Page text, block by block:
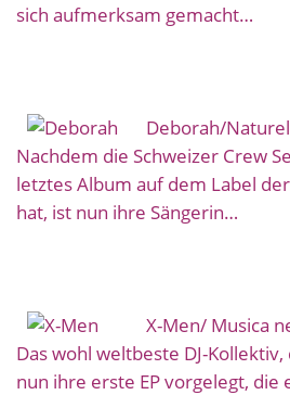
sich aufmerksam gemacht…
Deborah/
Nachdem die Schweizer Crew
letztes Album auf dem Label
hat, ist nun ihre Sängerin…
X-Men/ Musica
Das wohl weltbeste DJ-
nun ihre erste EP vorgelegt, die